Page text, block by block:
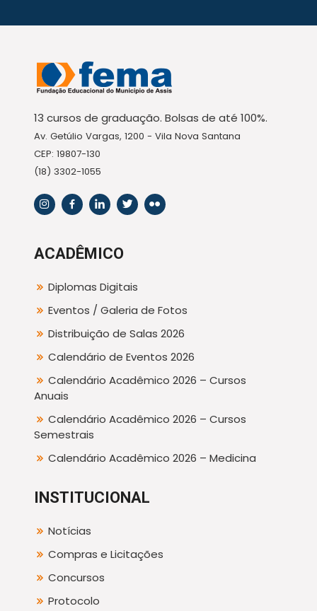
13 cursos de graduação. Bolsas de até 100%.
Av. Getúlio Vargas, 1200 - Vila Nova Santana
CEP: 19807-130
(18) 3302-1055
ACADÊMICO
Diplomas Digitais
Eventos / Galeria de Fotos
Distribuição de Salas 2026
Calendário de Eventos 2026
Calendário Acadêmico 2026 – Cursos
Anuais
Calendário Acadêmico 2026 – Cursos
Semestrais
Calendário Acadêmico 2026 – Medicina
INSTITUCIONAL
Notícias
Compras e Licitações
Concursos
Protocolo